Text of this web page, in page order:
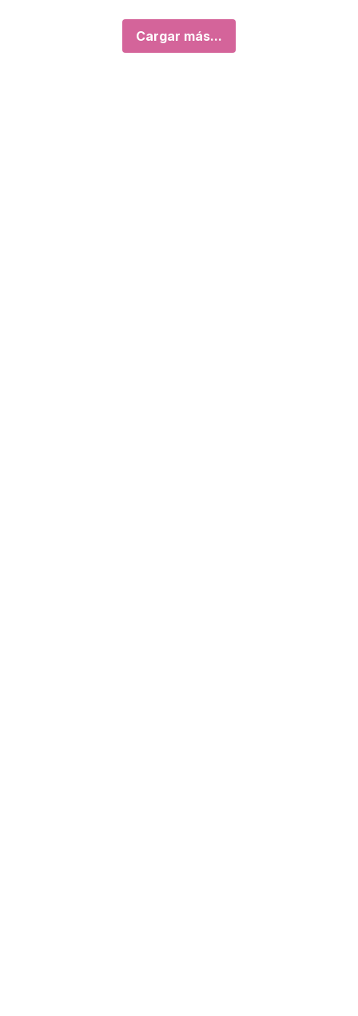
Cargar más...